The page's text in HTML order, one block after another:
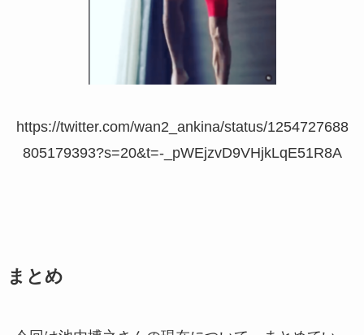
https://twitter.com/wan2_ankina/status/1254727688
805179393?s=20&t=-_pWEjzvD9VHjkLqE51R8A
まとめ